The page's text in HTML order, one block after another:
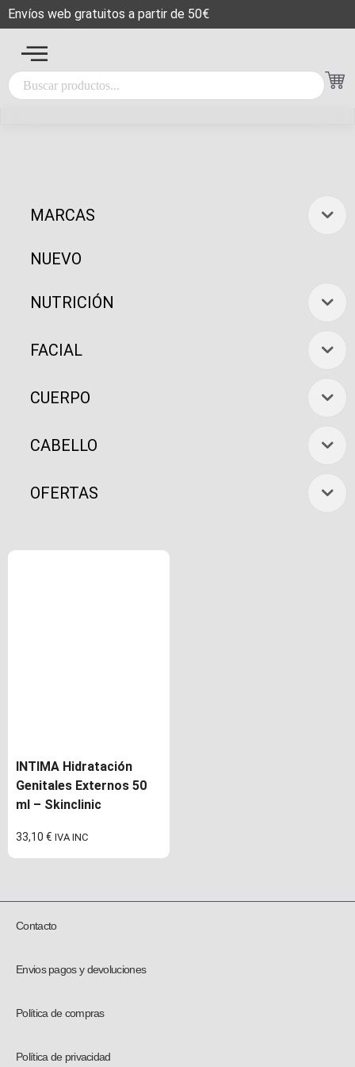
Envíos web gratuitos a partir de 50€
MARCAS
NUEVO
NUTRICIÓN
FACIAL
CUERPO
CABELLO
OFERTAS
INTIMA Hidratación
Genitales Externos 50
ml – Skinclinic
33,10 € IVA INC
Contacto
Envios pagos y devoluciones
Política de compras
Política de privacidad